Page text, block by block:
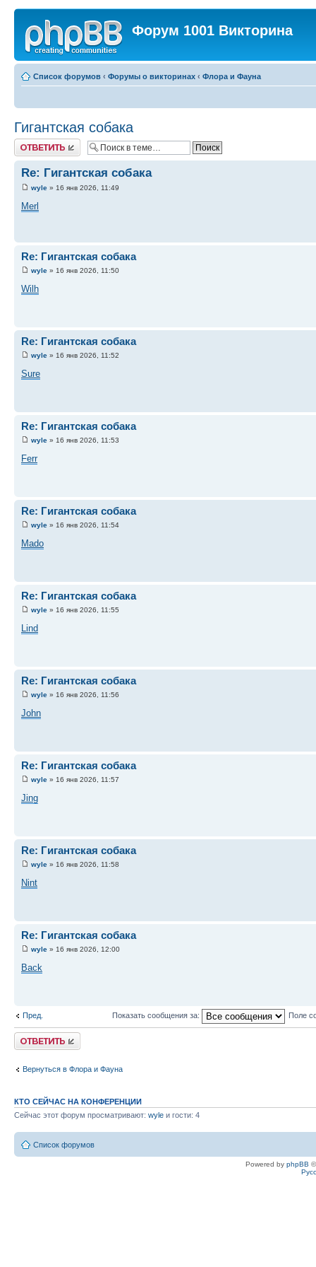
Форум 1001 Викторина
Список форумов ‹ Форумы о викторинах ‹ Флора и Фауна
Гигантская собака
Ответить
Re: Гигантская собака
wyle » 16 янв 2026, 11:49
Merl
Re: Гигантская собака
wyle » 16 янв 2026, 11:50
Wilh
Re: Гигантская собака
wyle » 16 янв 2026, 11:52
Sure
Re: Гигантская собака
wyle » 16 янв 2026, 11:53
Ferr
Re: Гигантская собака
wyle » 16 янв 2026, 11:54
Mado
Re: Гигантская собака
wyle » 16 янв 2026, 11:55
Lind
Re: Гигантская собака
wyle » 16 янв 2026, 11:56
John
Re: Гигантская собака
wyle » 16 янв 2026, 11:57
Jing
Re: Гигантская собака
wyle » 16 янв 2026, 11:58
Nint
Re: Гигантская собака
wyle » 16 янв 2026, 12:00
Back
Пред. Показать сообщения за: Поле
Ответить
Вернуться в Флора и Фауна
КТО СЕЙЧАС НА КОНФЕРЕНЦИИ
Сейчас этот форум просматривают: wyle и гости: 4
Список форумов
Powered by phpBB